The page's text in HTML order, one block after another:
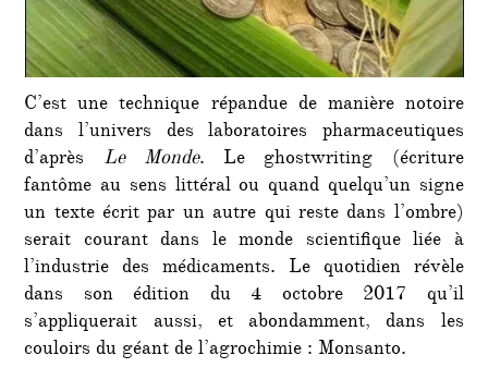
C’est une technique répandue de manière notoire
dans l’univers des laboratoires pharmaceutiques
d’après Le Monde. Le ghostwriting (écriture
fantôme au sens littéral ou quand quelqu’un signe
un texte écrit par un autre qui reste dans l’ombre)
serait courant dans le monde scientifique liée à
l’industrie des médicaments. Le quotidien révèle
dans son édition du 4 octobre 2017 qu’il
s’appliquerait aussi, et abondamment, dans les
couloirs du géant de l’agrochimie : Monsanto.